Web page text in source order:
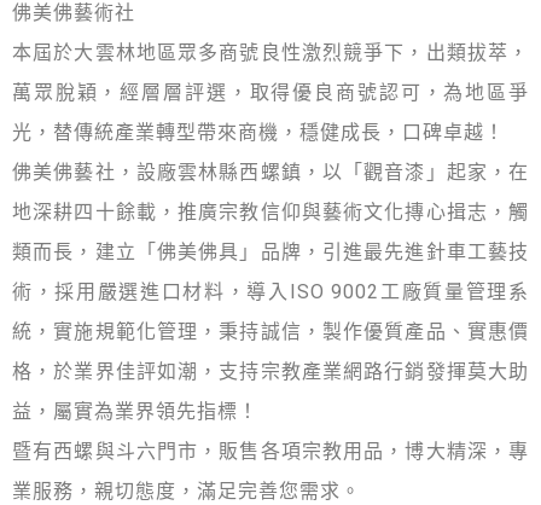
佛美佛藝術社
本屆於大雲林地區眾多商號良性激烈競爭下，出類拔萃，
萬眾脫穎，經層層評選，取得優良商號認可，為地區爭
光，替傳統產業轉型帶來商機，穩健成長，口碑卓越！
佛美佛藝社，設廠雲林縣西螺鎮，以「觀音漆」起家，在
地深耕四十餘載，推廣宗教信仰與藝術文化摶心揖志，觸
類而長，建立「佛美佛具」品牌，引進最先進針車工藝技
術，採用嚴選進口材料，導入ISO 9002工廠質量管理系
統，實施規範化管理，秉持誠信，製作優質產品、實惠價
格，於業界佳評如潮，支持宗教產業網路行銷發揮莫大助
益，屬實為業界領先指標！
暨有西螺與斗六門市，販售各項宗教用品，博大精深，專
業服務，親切態度，滿足完善您需求。